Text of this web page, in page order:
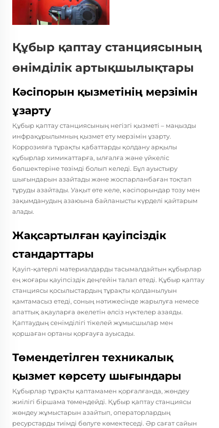
Құбыр қаптау станциясының
өнімділік артықшылықтары
Кәсіпорын қызметінің мерзімін
ұзарту
Құбыр қаптау станциясының негізгі қызметі – маңызды
инфрақұрылымның қызмет ету мерзімін ұзарту.
Коррозияға тұрақты қабаттарды қолдану арқылы
құбырлар химикаттарға, ылғалға және үйкеліс
бөлшектеріне төзімді болып келеді. Бұл ауыстыру
шығындарын азайтады және жоспарланбаған тоқтап
тұруды азайтады. Уақыт өте келе, кәсіпорындар тозу мен
зақымданудың азаюына байланысты күрделі қайтарым
алады.
Жақсартылған қауіпсіздік
стандарттары
Қауіп-қатерлі материалдарды тасымалдайтын құбырлар
ең жоғары қауіпсіздік деңгейін талап етеді. Құбыр қаптау
станциясы қосылыстардың тұрақты қолданылуын
қамтамасыз етеді, соның нәтижесінде жарылуға немесе
апаттық ақауларға әкелетін әлсіз нүктелер азаяды.
Қаптаудың сенімділігі тікелей жұмысшылар мен
қоршаған ортаны қорғауға ауысады.
Төмендетілген техникалық
қызмет көрсету шығындары
Құбырлар тұрақты қаптамамен қорғалғанда, жөндеу
жиілігі біршама төмендейді. Құбыр қаптау станциясы
жөндеу жұмыстарын азайтып, операторлардың
ресурстарды тиімді бөлуге көмектеседі. Әр сағат сайын